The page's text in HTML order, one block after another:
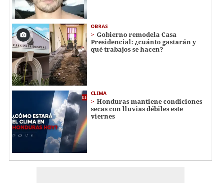
OBRAS
Gobierno remodela Casa
Presidencial: ¿cuánto gastarán y
qué trabajos se hacen?
CLIMA
Honduras mantiene condiciones
secas con lluvias débiles este
viernes